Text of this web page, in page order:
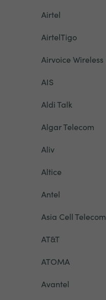
Airtel
AirtelTigo
Airvoice Wireless
AIS
Aldi Talk
Algar Telecom
Aliv
Altice
Antel
Asia Cell Telecom
AT&T
ATOMA
Avantel